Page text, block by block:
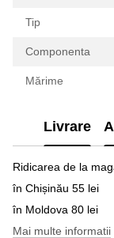
Tip
Componenta
Mărime
Livrare
Ridicarea de la
în Chișinău 55 lei
în Moldova 80 lei
Mai multe informatii